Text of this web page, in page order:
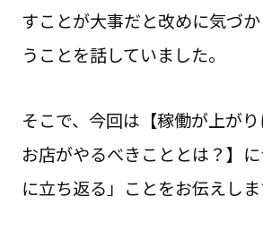
すことが大事だと改めに気づ
うことを話していました。
そこで、今回は【稼働が上がり
お店がやるべきこととは？】
に立ち返る」ことをお伝えしま